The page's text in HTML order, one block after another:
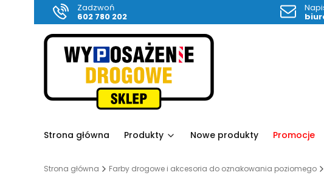
Zadzwoń
602 780 202
Strona główna Produkty Nowe produkty Promocje
Strona główna Farby drogowe i akcesoria do oznakowania poziomego